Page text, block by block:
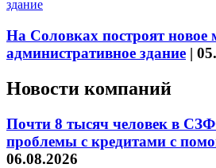
На Соловках построят новое
административное здание |
Новости компаний
Почти 8 тысяч человек в
проблемы с кредитами с
06.08.2026